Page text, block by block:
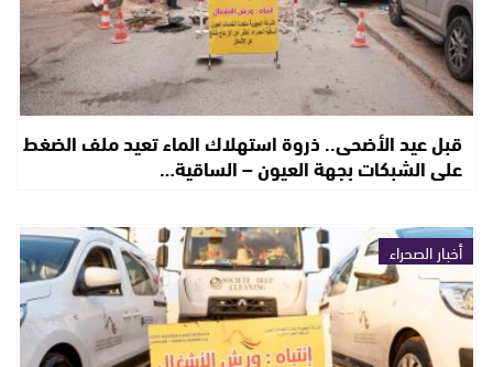
قبل عيد الأضحى.. ذروة استهلاك الماء تعيد ملف الضغط
على الشبكات بجهة العيون – الساقية…
أخبار الصحراء